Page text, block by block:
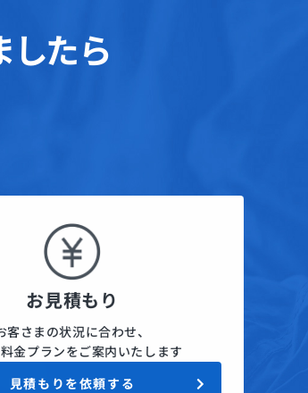
したら
お見積もり
客さまの状況に合わせ、
金プランをご案内いたします
見積もりを依頼する